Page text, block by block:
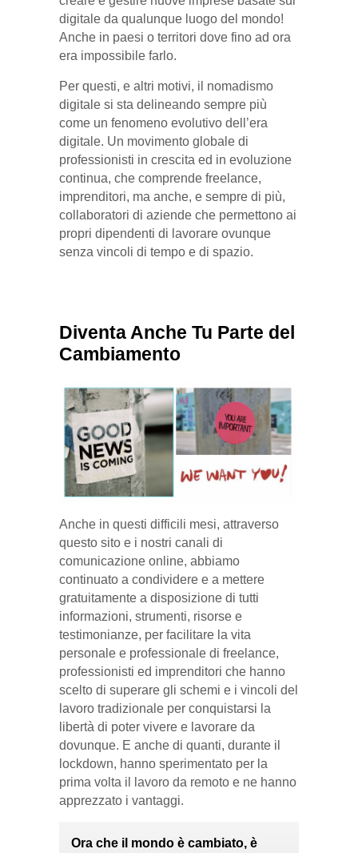
digitale da qualunque luogo del mondo!
Anche in paesi o territori dove fino ad ora
era impossibile farlo.
Per questi, e altri motivi, il nomadismo
digitale si sta delineando sempre più
come un fenomeno evolutivo dell’era
digitale. Un movimento globale di
professionisti in crescita ed in evoluzione
continua, che comprende freelance,
imprenditori, ma anche, e sempre di più,
collaboratori di aziende che permettono ai
propri dipendenti di lavorare ovunque
senza vincoli di tempo e di spazio.
Diventa Anche Tu Parte del
Cambiamento
Anche in questi difficili mesi, attraverso
questo sito e i nostri canali di
comunicazione online, abbiamo
continuato a condividere e a mettere
gratuitamente a disposizione di tutti
informazioni, strumenti, risorse e
testimonianze, per facilitare la vita
personale e professionale di freelance,
professionisti ed imprenditori che hanno
scelto di superare gli schemi e i vincoli del
lavoro tradizionale per conquistarsi la
libertà di poter vivere e lavorare da
dovunque. E anche di quanti, durante il
lockdown, hanno sperimentato per la
prima volta il lavoro da remoto e ne hanno
apprezzato i vantaggi.
Ora che il mondo è cambiato, è